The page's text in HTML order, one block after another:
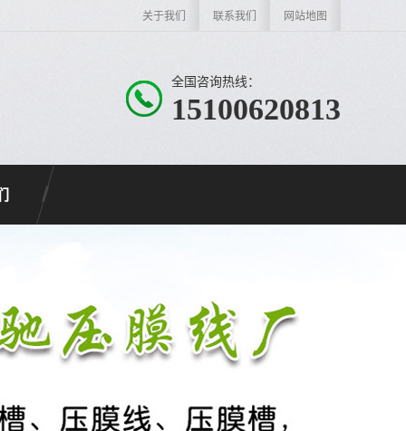
关于我们 联系我们 网站地图
全国咨询热线：
15100620813